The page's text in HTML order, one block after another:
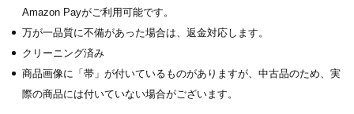
Amazon Payがご利用可能です。
万が一品質に不備があった場合は、返金対応します。
クリーニング済み
商品画像に「帯」が付いているものがありますが、中古品のため、実
際の商品には付いていない場合がございます。